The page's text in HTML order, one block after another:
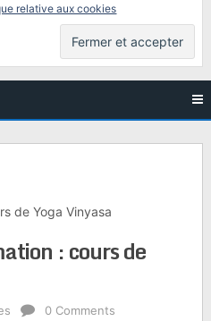
relative aux cookies
de Yoga Vinyasa
: cours de
0 Comments